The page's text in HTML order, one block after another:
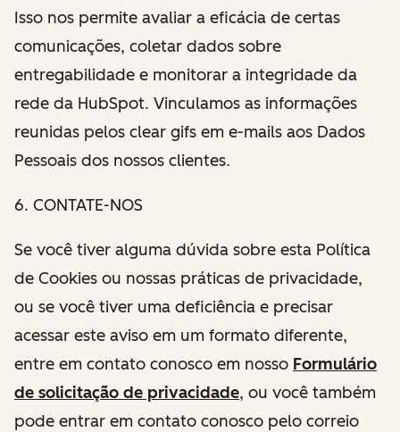
Isso nos permite avaliar a eficácia de certas
comunicações, coletar dados sobre
entregabilidade e monitorar a integridade da
rede da HubSpot. Vinculamos as informações
reunidas pelos clear gifs em e-mails aos Dados
Pessoais dos nossos clientes.
6. CONTATE-NOS
Se você tiver alguma dúvida sobre esta Política
de Cookies ou nossas práticas de privacidade,
ou se você tiver uma deficiência e precisar
acessar este aviso em um formato diferente,
entre em contato conosco em nosso Formulário
de solicitação de privacidade, ou você também
pode entrar em contato conosco pelo correio